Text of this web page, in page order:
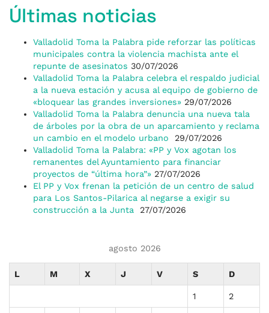
Últimas noticias
Valladolid Toma la Palabra pide reforzar las políticas
municipales contra la violencia machista ante el
repunte de asesinatos 30/07/2026
Valladolid Toma la Palabra celebra el respaldo judicial
a la nueva estación y acusa al equipo de gobierno de
«bloquear las grandes inversiones» 29/07/2026
Valladolid Toma la Palabra denuncia una nueva tala
de árboles por la obra de un aparcamiento y reclama
un cambio en el modelo urbano
29/07/2026
Valladolid Toma la Palabra: «PP y Vox agotan los
remanentes del Ayuntamiento para financiar
proyectos de “última hora”» 27/07/2026
El PP y Vox frenan la petición de un centro de salud
para Los Santos-Pilarica al negarse a exigir su
construcción a la Junta
27/07/2026
agosto 2026
L M X J V S D
1 2